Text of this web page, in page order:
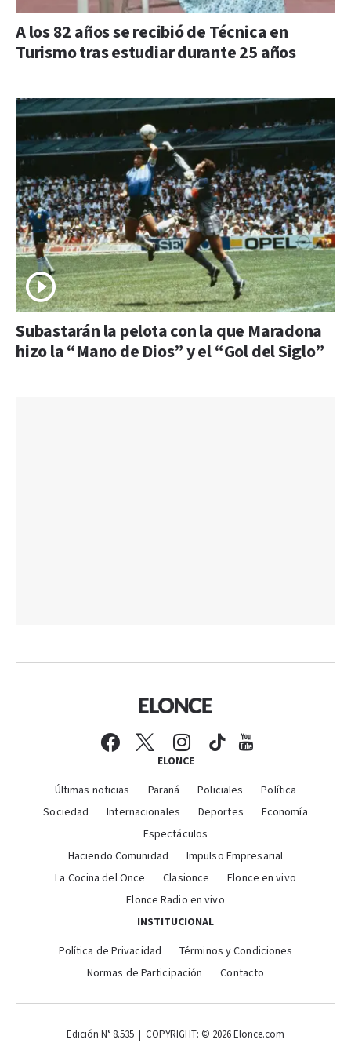
A los 82 años se recibió de Técnica en
Turismo tras estudiar durante 25 años
Subastarán la pelota con la que Maradona
hizo la “Mano de Dios” y el “Gol del Siglo”
ELONCE
Últimas noticias Paraná Policiales
Política
Sociedad
Internacionales Deportes
Economía
Espectáculos
Haciendo Comunidad
Impulso Empresarial
La Cocina del Once
Clasionce
Elonce en vivo
Elonce Radio en vivo
INSTITUCIONAL
Política de Privacidad
Términos y Condiciones
Normas de Participación
Contacto
Edición N° 8.535 | COPYRIGHT: © 2026 Elonce.com